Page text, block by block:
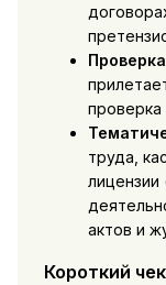
проверка
труда,
лицензии
актов и
Короткий